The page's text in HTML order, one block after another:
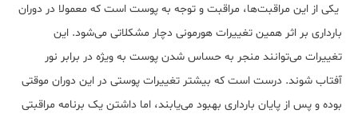
یکی از این مراقبت‌‎ها، مراقبت و توجه به پوست است که معمولا در دوران
بارداری بر اثر همین تغییرات هورمونی دچار مشکلاتی می‎‌شود. این
تغییرات می‎‌توانند منجر به حساس شدن پوست به ویژه در برابر نور
آفتاب شوند. درست است که بیش‎تر تغییرات پوستی در این دوران موقتی
بوده و پس از پایان بارداری بهبود می‌یابند، اما داشتن یک برنامه مراقبتی